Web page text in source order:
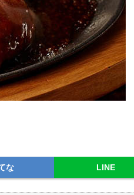
な LINE